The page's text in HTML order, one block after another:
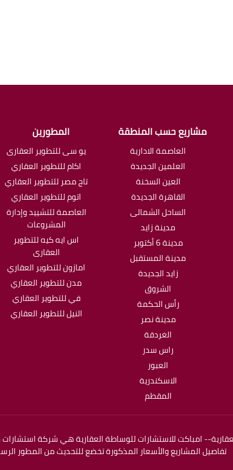
مشاريع حسب المنطقة
العاصمة الادارية
العلمين الجديدة
العين السخنة
القاهرة الجديدة
الساحل الشمالى
مدينة زايد
مدينة 6 أكتوبر
مدينة المستقبل
زايد الجديدة
الشروق
رأس الحكمة
مدينة نصر
الغردقة
راس سدر
العبور
الاسكندرية
المقطم
المطورين
يو سى للتطوير العقارى
اكام للتطوير العقاري
تاج مصر للتطوير العقاري
اتوم للتطوير العقاري
العاصمة للتشييد وإدارة
المشروعات
اس ايه كيه للتطوير
العقارى
امازون للتطوير العقاري
مدن للتطوير العقاري
في للتطوير العقاري
النيل للتطوير العقاري
امباكت للاستشارات للوساطة العقارية هي شركة
تفاصيل المشاريع والأسعار المذكورة تخضع للتحديث من المطور